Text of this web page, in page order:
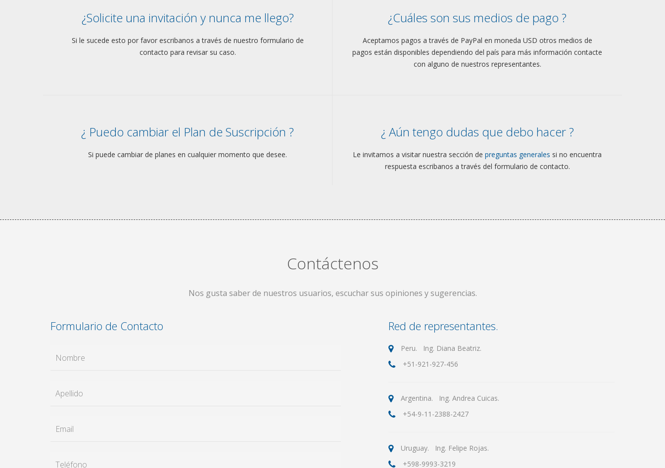
¿Solicite una invitación y nunca me llego?
Si le sucede esto por favor escribanos a través de nuestro formulario de
contacto para revisar su caso.
¿Cuáles son sus medios de pago ?
Aceptamos pagos a través de PayPal en moneda USD otros medios de
pagos están disponibles dependiendo del país para más información contacte
con alguno de nuestros representantes.
¿ Puedo cambiar el Plan de Suscripción ?
Si puede cambiar de planes en cualquier momento que desee.
¿ Aún tengo dudas que debo hacer ?
Le invitamos a visitar nuestra sección de preguntas generales si no encuentra
respuesta escribanos a través del formulario de contacto.
Contáctenos
Nos gusta saber de nuestros usuarios, escuchar sus opiniones y sugerencias.
Formulario de Contacto Red de representantes.
Peru. Ing. Diana Beatriz.
+51-921-927-456
Argentina. Ing. Andrea Cuicas.
+54-9-11-2388-2427
Uruguay. Ing. Felipe Rojas.
+598-9993-3219